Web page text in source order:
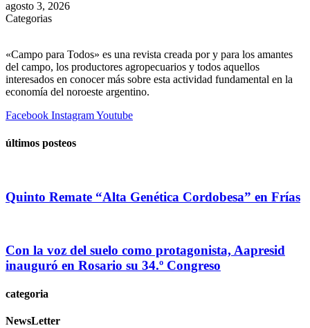
agosto 3, 2026
Categorias
«Campo para Todos» es una revista creada por y para los amantes
del campo, los productores agropecuarios y todos aquellos
interesados en conocer más sobre esta actividad fundamental en la
economía del noroeste argentino.
Facebook InstagramYoutube
últimos posteos
Quinto Remate “Alta Genética Cordobesa” en Frías
Con la voz del suelo como protagonista, Aapresid
inauguró en Rosario su 34.º Congreso
categoria
NewsLetter